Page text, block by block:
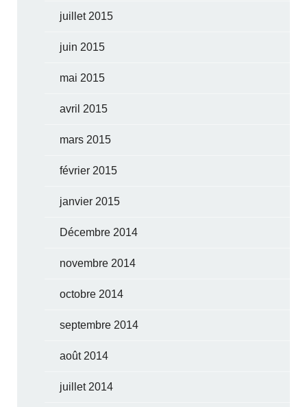
juillet 2015
juin 2015
mai 2015
avril 2015
mars 2015
février 2015
janvier 2015
Décembre 2014
novembre 2014
octobre 2014
septembre 2014
août 2014
juillet 2014